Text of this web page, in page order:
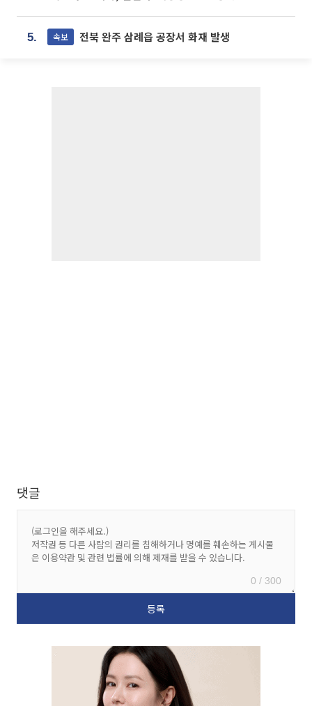
5. 속보 전북 완주 삼례읍 공장서 화재 발생
댓글
0 / 300